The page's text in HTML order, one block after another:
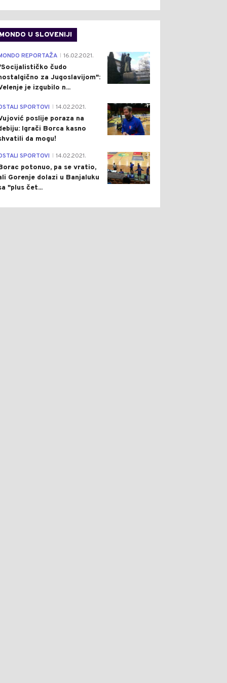
MONDO U SLOVENIJI
4
REPORTAŽA 16.02.2021.
čudo
za Jugoslavijom":
je izgubilo n...
1
SPORTOVI 14.02.2021.
poslije poraza na
Igrači Borca kasno
da mogu!
3
SPORTOVI 14.02.2021.
potonuo, pa se vratio,
Gorenje dolazi u Banjaluku
"plus čet...